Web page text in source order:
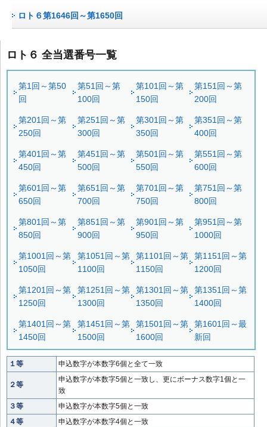
ロト６第1646回～第1650回
ロト６ 全当選番号一覧
第1回～第50
回
第51回～第
100回
第101回～第
150回
第151回～第
200回
第201回～第
250回
第251回～第
300回
第301回～第
350回
第351回～第
400回
第401回～第
450回
第451回～第
500回
第501回～第
550回
第551回～第
600回
第601回～第
650回
第651回～第
700回
第701回～第
750回
第751回～第
800回
第801回～第
850回
第851回～第
900回
第901回～第
950回
第951回～第
1000回
第1001回～第
1050回
第1051回～第
1100回
第1101回～第
1150回
第1151回～第
1200回
第1201回～第
1250回
第1251回～第
1300回
第1301回～第
1350回
第1351回～第
1400回
第1401回～第
1450回
第1451回～第
1500回
第1501回～第
1600回
第1601回～最
新回
１等 申込数字が本数字6個と全て一致
２等
申込数字が本数字5個と一致し、更にボーナス数字1個と一
致
３等
申込数字が本数字5個と一致
４等
申込数字が本数字4個と一致